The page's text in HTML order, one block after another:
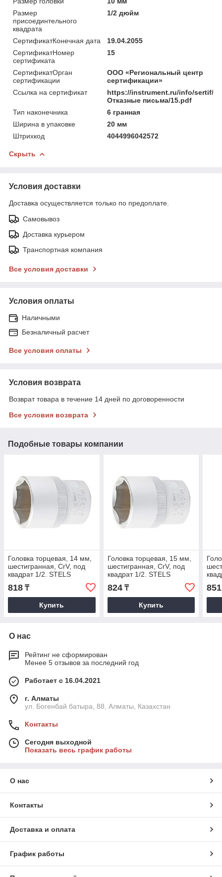
Размер
присоединтельного
квадрата
1/2 дюйм
СертификатКонечная дата
19.04.2055
СертификатНомер
сертификата
15
СертификатОрган
сертификации
ООО «Региональный центр
сертификации»
Ссылка на сертификат
https://instrument.ru/info/sertif/
Отказные письма/15.pdf
Тип наконечника
6 гранная
Ширина в упаковке
20 мм
Штрихкод
4044996042572
Скрыть
Условия доставки
Доставка осуществляется только по предоплате.
Самовывоз
Доставка курьером
Транспортная компания
Все условия доставки
Условия оплаты
Наличными
Безналичный расчет
Все условия оплаты
Условия возврата
Возврат товара в течение 14 дней по договоренности
Все условия возврата
Подобные товары компании
Головка торцевая, 14 мм,
шестигранная, CrV, под
квадрат 1/2. STELS
818 ₸
Купить
Головка торцевая, 15 мм,
шестигранная, CrV, под
квадрат 1/2. STELS
824₸
Купить
851
О нас
Рейтинг не сформирован
Менее 5 отзывов за последний год
Работает с 16.04.2021
г. Алматы
ул. Богенбай батыра, 88, Алматы, Казахстан
Контакты
Сегодня выходной
Показать весь график работы
О нас
Контакты
Доставка и оплата
График работы